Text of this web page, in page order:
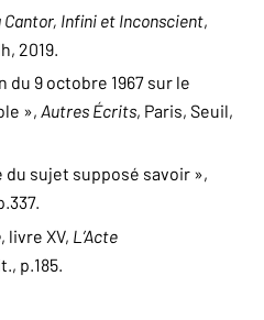
Cantor, Infini et Inconscient,
2019.
du 9 octobre 1967 sur le
», Autres Écrits, Paris, Seuil,
du sujet supposé savoir »,
, livre XV, L’Acte
p.185.